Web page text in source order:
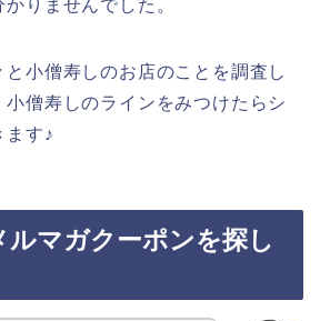
りませんでした。
小僧寿しのお店のことを調査し
僧寿しのラインをみつけたらシ
ます♪
ルマガクーポンを探し